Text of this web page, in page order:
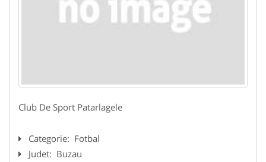
Club De Sport Patarlagele
Categorie: Fotbal
Judet: Buzau